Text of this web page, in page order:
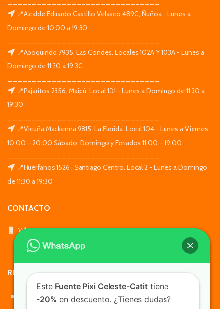
📍Alcalde Eduardo Castillo Velasco 4890, Ñuñoa - Lunes a
Domingo de 10:00 a 19:30
📍Apoquindo 7935, Las Condes. Locales 102A Y 103A - Lunes a
Domingo de 11:30 a 19:30
📍Pajaritos 2356, Maipú. Local 101 - Lunes a Domingo de 11:30 a
19:30
📍Vicuña Mackenna 9815, La Florida. Local 104 - Lunes a Viernes
10:00 – 20:00 Sábado, Domingo y Feriados 11:00 – 19:00
📍Huérfanos 1526 , Santiago Centro. Local 2 - Lunes a Domingo
de 11:30 a 19:30
CONTACTO
WhatsApp: +569 7564 4676
REDES SOCIALES
Este Fuente Pixi Celeste-Catit tiene
-20% en descuento. ¿Tienes dudas?